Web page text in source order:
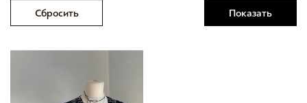
Сбросить Показать